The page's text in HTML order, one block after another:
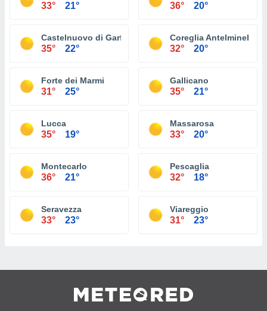
33° 21° 36° 20°
Castelnuovo di Garfagnana
35° 22°
Coreglia Antelminelli
32° 20°
Forte dei Marmi
31° 25°
Gallicano
35° 21°
Lucca
35° 19°
Massarosa
33° 20°
Montecarlo
36° 21°
Pescaglia
32° 18°
Seravezza
33° 23°
Viareggio
31° 23°